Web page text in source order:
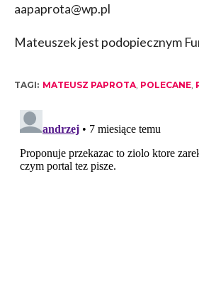
aapaprota@wp.pl
Mateuszek jest podopiecznym
TAGI: MATEUSZ PAPROTA, POLECANE,